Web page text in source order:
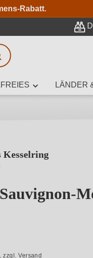
Rabatt.
LÄNDER
Kesselring
5 von 5 Sternen
zzgl.Versand
Suche